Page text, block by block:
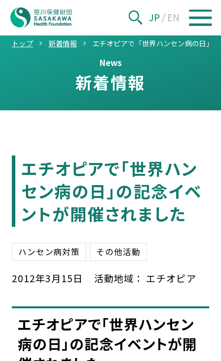
JP / EN
トップ 新着情報 エチオピアで「世界ハンセン病の日」
News
新着情報
エチオピアで「世界ハン
セン病の日」の記念イベ
ントが開催されました
ハンセン病対策 その他活動
2012年3月 15日 活動地域： エチオピア
エチオピアで「世界ハンセン
病の日」の記念イベントが開